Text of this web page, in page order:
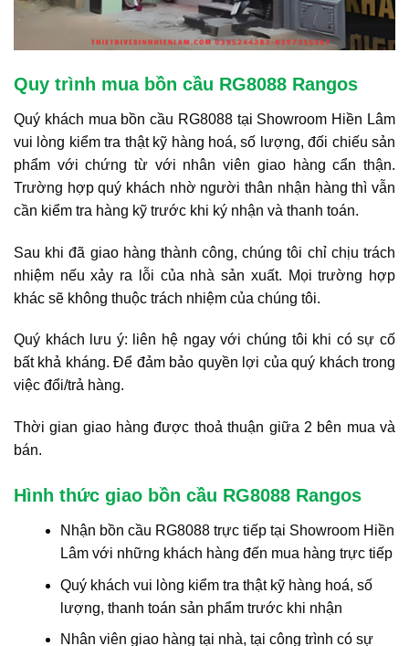
Quy trình mua bồn cầu RG8088 Rangos
Quý khách mua bồn cầu RG8088 tại Showroom Hiền Lâm
vui lòng kiểm tra thật kỹ hàng hoá, số lượng, đối chiếu sản
phẩm với chứng từ với nhân viên giao hàng cẩn thận.
Trường hợp quý khách nhờ người thân nhận hàng thì vẫn
cần kiểm tra hàng kỹ trước khi ký nhận và thanh toán.
Sau khi đã giao hàng thành công, chúng tôi chỉ chịu trách
nhiệm nếu xảy ra lỗi của nhà sản xuất. Mọi trường hợp
khác sẽ không thuộc trách nhiệm của chúng tôi.
Quý khách lưu ý: liên hệ ngay với chúng tôi khi có sự cố
bất khả kháng. Để đảm bảo quyền lợi của quý khách trong
việc đổi/trả hàng.
Thời gian giao hàng được thoả thuận giữa 2 bên mua và
bán.
Hình thức giao bồn cầu RG8088 Rangos
Nhận bồn cầu RG8088 trực tiếp tại Showroom Hiền
Lâm với những khách hàng đến mua hàng trực tiếp
Quý khách vui lòng kiểm tra thật kỹ hàng hoá, số
lượng, thanh toán sản phẩm trước khi nhận
Nhân viên giao hàng tại nhà, tại công trình có sự